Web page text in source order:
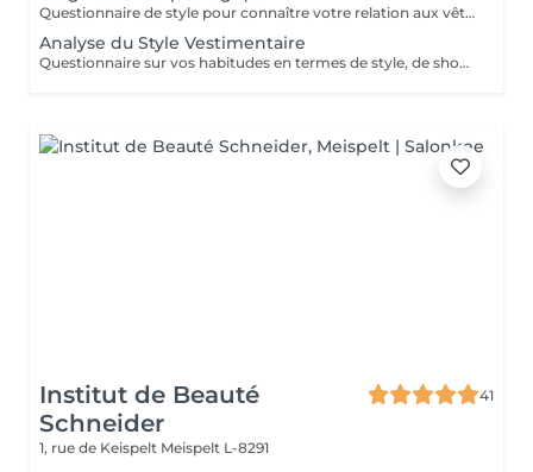
Questionnaire de style pour connaître votre relation aux vêtements et vos habitudes vestimentaires Analyse des lignes naturelles de votre corps pour déterminer votre type de morphologie Détermination de vos atouts et de vos complexes Conseils vestimentaires et accessoires et propositions de looks en fonction de votre silhouette et de votre objectif d'image Remise d'un book « morphologie, style et conseils » personnalisé Envoi d'idées de looks personnalisés par mail
Analyse du Style Vestimentaire
Questionnaire sur vos habitudes en termes de style, de shopping et sur votre dressing actuel Identification de votre style vestimentaire qui reflète votre personnalité à l'aide d'un jeu avec des planches de style Proposition de looks en harmonie avec votre personnalité avec votre style actuel et votre style souhaité Remise d'un book de style personnalisé Envoi d'idées de looks personnalisés par mail
Institut de Beauté
Schneider
41
1, rue de Keispelt Meispelt L-8291